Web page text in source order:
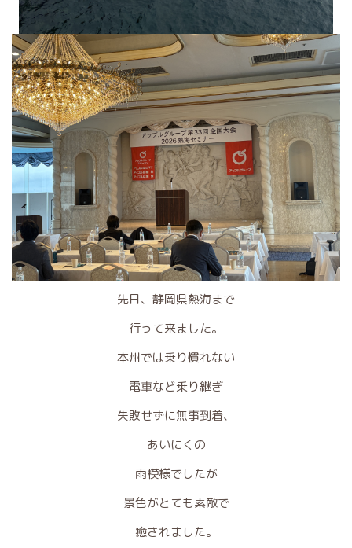
先日、静岡県熱海まで
行って来ました。
本州では乗り慣れない
電車など乗り継ぎ
失敗せずに無事到着、
あいにくの
雨模様でしたが
景色がとても素敵で
癒されました。